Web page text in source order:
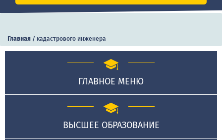
Главная / кадастрового инженера
ГЛАВНОЕ МЕНЮ
ВЫСШЕЕ ОБРАЗОВАНИЕ